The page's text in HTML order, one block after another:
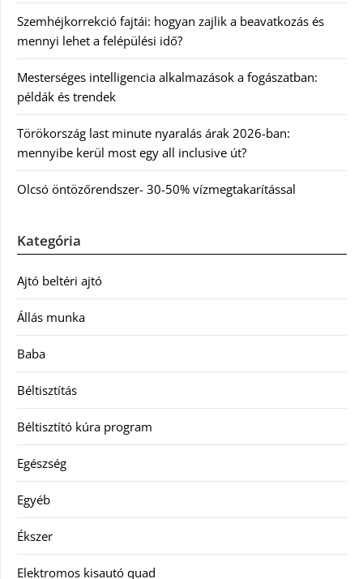
Szemhéjkorrekció fajtái: hogyan zajlik a beavatkozás és
mennyi lehet a felépülési idő?
Mesterséges intelligencia alkalmazások a fogászatban:
példák és trendek
Törökország last minute nyaralás árak 2026-ban:
mennyibe kerül most egy all inclusive út?
Olcsó öntözőrendszer- 30-50% vízmegtakarítással
Kategória
Ajtó beltéri ajtó
Állás munka
Baba
Béltisztítás
Béltisztító kúra program
Egészség
Egyéb
Ékszer
Elektromos kisautó quad